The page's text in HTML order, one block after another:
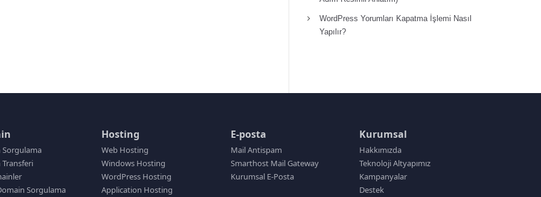
WordPress Yorumları Kapatma İşlemi Nasıl
Yapılır?
Sorgulama
Sorgulama
Hosting
Web Hosting
Windows Hosting
WordPress Hosting
Application Hosting
E-posta
Mail Antispam
Smarthost Mail Gateway
Kurumsal E-Posta
Kurumsal
Hakkımızda
Teknoloji Altyapımız
Kampanyalar
Destek